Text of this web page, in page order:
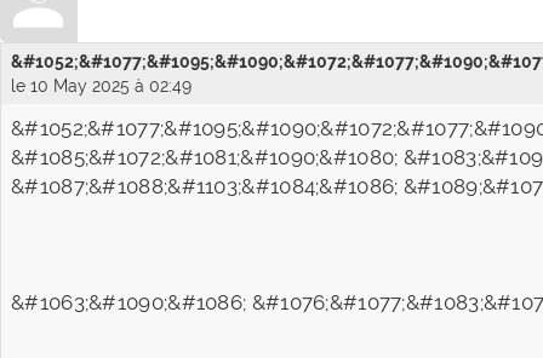
le 10 May 2025 à 02:49
&#1085;&#1072;&#1081;&#1090;&#1080;
&#1087;&#1088;&#1103;&#1084;&#1086;
&#1063;&#1090;&#1086;